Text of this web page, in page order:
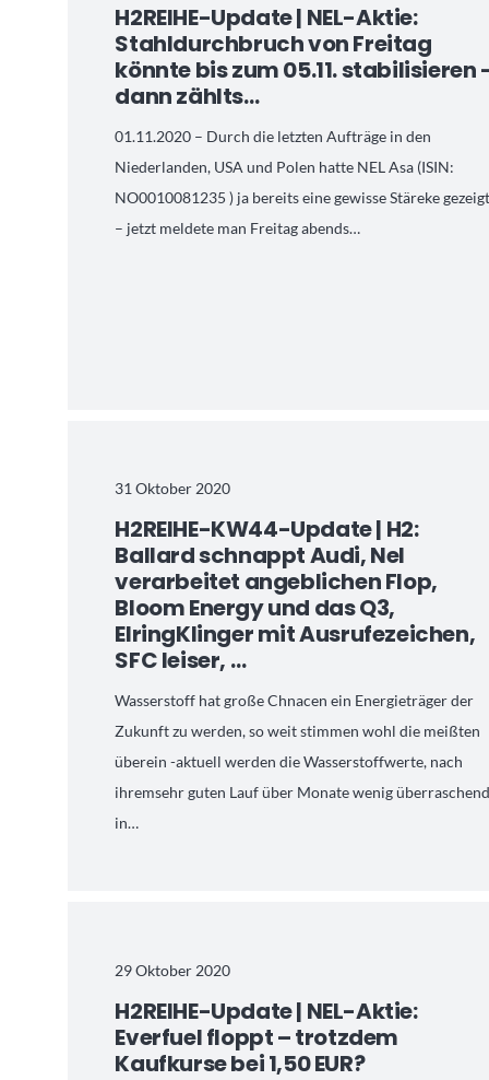
H2REIHE-Update | NEL-Aktie:
Stahldurchbruch von Freitag
könnte bis zum 05.11. stabilisieren
dann zählts…
01.11.2020 – Durch die letzten Aufträge in den
Niederlanden, USA und Polen hatte NEL Asa (ISIN:
NO0010081235 ) ja bereits eine gewisse Stäreke
– jetzt meldete man Freitag abends…
31 Oktober 2020
H2REIHE-KW44-Update | H2:
Ballard schnappt Audi, Nel
verarbeitet angeblichen Flop,
Bloom Energy und das Q3,
ElringKlinger mit Ausrufezeichen,
SFC leiser, …
Wasserstoff hat große Chnacen ein Energieträger der
Zukunft zu werden, so weit stimmen wohl die meißten
überein -aktuell werden die Wasserstoffwerte, nach
ihremsehr guten Lauf über Monate wenig
in…
29 Oktober 2020
H2REIHE-Update | NEL-Aktie:
Everfuel floppt – trotzdem
Kaufkurse bei 1,50 EUR?